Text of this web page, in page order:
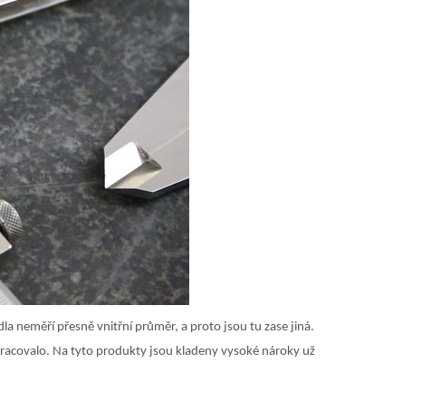
neměří přesně vnitřní průměr, a proto jsou tu zase jiná.
Na tyto produkty jsou kladeny vysoké nároky už